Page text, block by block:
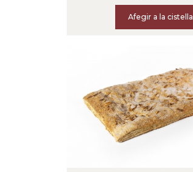
Afegir a la cistella